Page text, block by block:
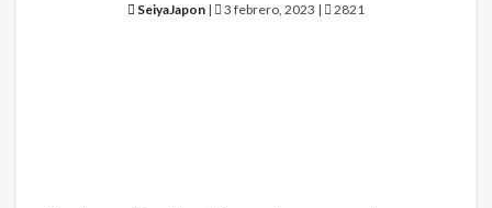
SeiyaJapon | 3 febrero, 2023 | 2821